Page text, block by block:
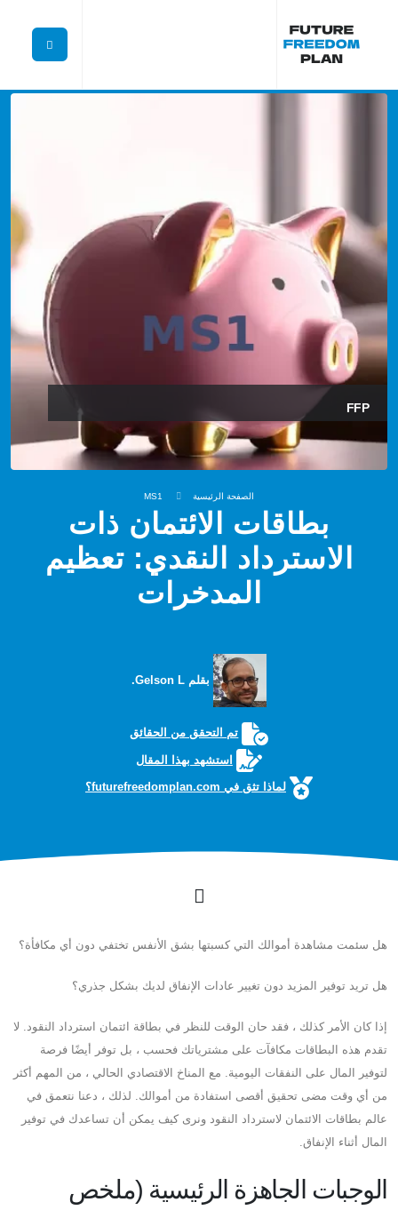
FFP
الصفحة الرئيسية MS1
بطاقات الائتمان ذات
الاسترداد النقدي: تعظيم
المدخرات
بقلم Gelson L.
تم التحقق من الحقائق
استشهد بهذا المقال
لماذا تثق في futurefreedomplan.com؟
هل سئمت مشاهدة أموالك التي كسبتها بشق الأنفس تختفي دون أي مكافأة؟
هل تريد توفير المزيد دون تغيير عادات الإنفاق لديك بشكل جذري؟
إذا كان الأمر كذلك ، فقد حان الوقت للنظر في بطاقة ائتمان استرداد النقود. لا
تقدم هذه البطاقات مكافآت على مشترياتك فحسب ، بل توفر أيضًا فرصة
لتوفير المال على النفقات اليومية. مع المناخ الاقتصادي الحالي ، من المهم أكثر
من أي وقت مضى تحقيق أقصى استفادة من أموالك. لذلك ، دعنا نتعمق في
عالم بطاقات الائتمان لاسترداد النقود ونرى كيف يمكن أن تساعدك في توفير
المال أثناء الإنفاق.
الوجبات الجاهزة الرئيسية (ملخص